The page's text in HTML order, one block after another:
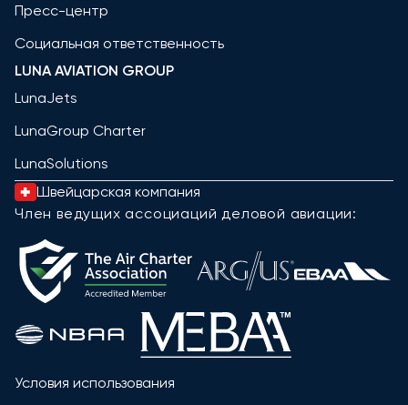
Пресс-центр
Социальная ответственность
LUNA AVIATION GROUP
LunaJets
LunaGroup Charter
LunaSolutions
Швейцарская компания
Член ведущих ассоциаций деловой авиации:
Условия использования